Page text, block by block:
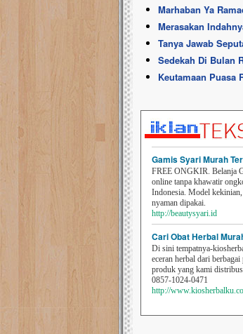
Marhaban Ya
Merasakan
Tanya Jawab
Sedekah Di Bulan
Keutamaan Puasa
Gamis Syari Murah
FREE ONGKIR. Belanja
online tanpa khawatir
Indonesia. Model
nyaman dipakai.
http://beautysyari.id
Cari Obat Herbal
Di sini tempatnya-
eceran herbal dari
produk yang kami
0857-1024-0471
http://